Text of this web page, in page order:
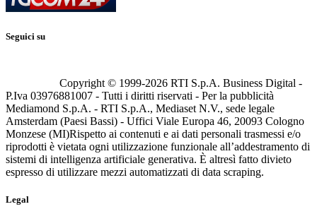
Seguici su
Copyright © 1999-2026 RTI S.p.A. Business Digital -
P.Iva 03976881007 - Tutti i diritti riservati - Per la pubblicità
Mediamond S.p.A. - RTI S.p.A., Mediaset N.V., sede legale
Amsterdam (Paesi Bassi) - Uffici Viale Europa 46, 20093 Cologno
Monzese (MI)Rispetto ai contenuti e ai dati personali trasmessi e/o
riprodotti è vietata ogni utilizzazione funzionale all’addestramento di
sistemi di intelligenza artificiale generativa. È altresì fatto divieto
espresso di utilizzare mezzi automatizzati di data scraping.
Legal